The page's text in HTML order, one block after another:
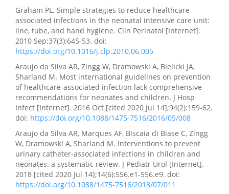
Graham PL. Simple strategies to reduce healthcare
associated infections in the neonatal intensive care unit:
line, tube, and hand hygiene. Clin Perinatol [Internet].
2010 Sep;37(3):645-53. doi:
https://doi.org/10.1016/j.clp.2010.06.005
Araujo da Silva AR, Zingg W, Dramowski A, Bielicki JA,
Sharland M. Most international guidelines on prevention
of healthcare-associated infection lack comprehensive
recommendations for neonates and children. J Hosp
Infect [Internet]. 2016 Oct [cited 2020 Jul 14];94(2):159-62.
doi: https://doi.org/10.1088/1475-7516/2016/05/008
Araujo da Silva AR, Marques AF, Biscaia di Biase C, Zingg
W, Dramowski A, Sharland M. Interventions to prevent
urinary catheter-associated infections in children and
neonates: a systematic review. J Pediatr Urol [Internet].
2018 [cited 2020 Jul 14];14(6):556.e1-556.e9. doi:
https://doi.org/10.1088/1475-7516/2018/07/011